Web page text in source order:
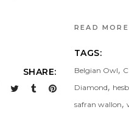
SHARE:
READ MORE
TAGS:
Belgian Owl,
Diamond,
safran wallon,